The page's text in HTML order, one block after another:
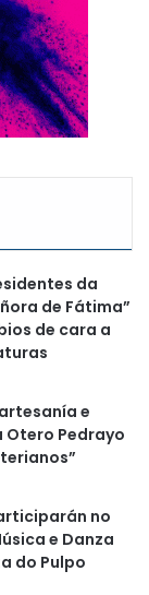
da
de Fátima”
de cara a
e
Otero Pedrayo
no
e Danza
do Pulpo